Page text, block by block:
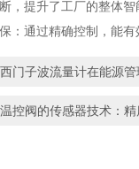
，提升了工厂的整体智
通过精确控制，能有
西门子波流量计在能源
温控阀的传感器技术：